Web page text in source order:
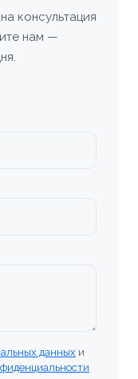
консультация
нам —
данных и